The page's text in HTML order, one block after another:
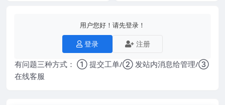
用户您好！请先登录！
登录 注册
有问题三种方式： ① 提交工单/② 发站内消息给管理/③
在线客服